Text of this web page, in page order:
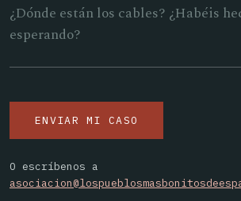
ENVIAR MI CASO
O escríbenos a